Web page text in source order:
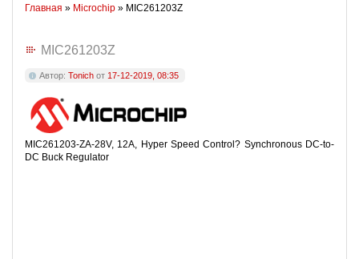
Главная » Microchip » MIC261203Z
MIC261203Z
Автор: Tonich от 17-12-2019, 08:35
MIC261203-ZA-28V, 12A, Hyper Speed Control? Synchronous DC-to-
DC Buck Regulator